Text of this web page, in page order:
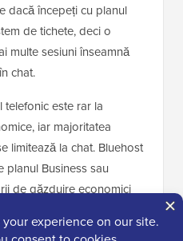
dacă începeți cu planul
de tichete, deci o
multe sesiuni înseamnă
chat.
este rar la
iar majoritatea
limitează la chat. Bluehost
Business sau
de găzduire economici
telefonic pe fiecare plan.